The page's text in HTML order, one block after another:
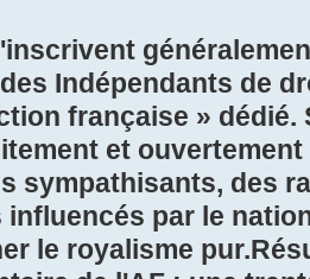
Indépendants de
française » dédié.
et
sympathisants, des
par le
le royalisme